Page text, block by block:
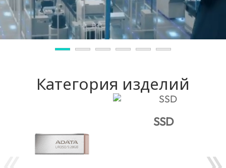
Категория изделий
SSD